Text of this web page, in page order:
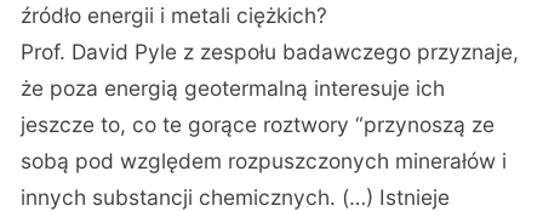
źródło energii i metali ciężkich?
Prof. David Pyle z zespołu badawczego przyznaje,
że poza energią geotermalną interesuje ich
jeszcze to, co te gorące roztwory “przynoszą ze
sobą pod względem rozpuszczonych minerałów i
innych substancji chemicznych. (…) Istnieje